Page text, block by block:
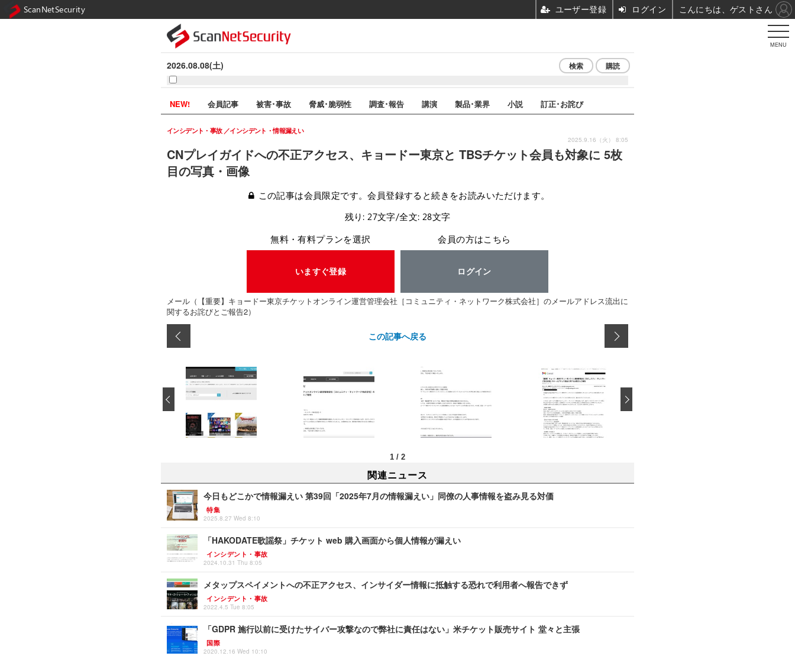
MENU
2026.08.08(土) 検索 購読
NEW! 会員記事 被害･事故 脅威･脆弱性 調査･報告 講演 製品･業界 小説 訂正･お詫び
CNプレイガイドへの不正アクセス、キョードー東京と TBSチケット会員も対象に 5枚
目の写真・画像
インシデント・事故 インシデント・情報漏えい
2025.9.16（火） 8:05
この記事は会員限定です。会員登録すると続きをお読みいただけます。
残り: 27文字/全文: 28文字
無料・有料プランを選択
いますぐ登録
会員の方はこちら
ログイン
メール（【重要】キョードー東京チケットオンライン運営管理会社［コミュニティ・ネットワーク株式会社］のメールアドレス流出に
関するお詫びとご報告2）
この記事へ戻る
1 / 2
‹
関連ニュース
今日もどこかで情報漏えい 第39回「2025年7月の情報漏えい」同僚の人事情報を盗み見る対価
特集
2025.8.27 Wed 8:10
「HAKODATE歌謡祭」チケット web 購入画面から個人情報が漏えい
インシデント・事故
2024.10.31 Thu 8:05
メタップスペイメントへの不正アクセス、インサイダー情報に抵触する恐れで利用者へ報告できず
インシデント・事故
2022.4.5 Tue 8:05
「GDPR 施行以前に受けたサイバー攻撃なので弊社に責任はない」米チケット販売サイト 堂々と主張
国際
2020.12.16 Wed 10:10
ScanNetSecurity ユーザー登録 ログイン こんにちは、ゲストさん